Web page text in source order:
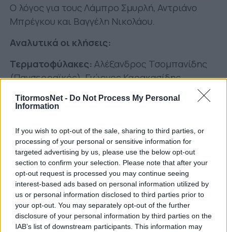
TitormosNet - Do Not Process My Personal
Information
If you wish to opt-out of the sale, sharing to third parties, or
processing of your personal or sensitive information for
targeted advertising by us, please use the below opt-out
section to confirm your selection. Please note that after your
opt-out request is processed you may continue seeing
interest-based ads based on personal information utilized by
us or personal information disclosed to third parties prior to
your opt-out. You may separately opt-out of the further
disclosure of your personal information by third parties on the
IAB’s list of downstream participants. This information may
Ο λόγος για τους Λάμπρο Σμυρλή, Αντριάνο
Μπρέγκου και Βαγγέλη Νικολάου.
Αναλυτικά οι κλήσεις:
Τερματοφύλακες: Αλέξανδρος Τσομπανίδης
(Πανσερραϊκός), Γιώργος Καρακασίδης
(Ηρακλής), Θεόφιλος Κακαδιάρης (Αστέρας
Τρίπολης).
Αμυντικοί:
Αλέξιος Καλογερόπουλος
(Ολυμπιακός), Δημήτρης Κεραμίτσης (Pogon
Szczecin), Χρήστος Αλεξίου (Inter U23),
Νικόλαος Βακουφτσής (Schweinfurt 05),
Κωνσταντίνος Κωστούλας (ΟΦΗ), Ταξιάρχης
Φίλων (Λεβαδειακός), Αθανάσιος Κουτσογούλας
(Ολυμπιακός Β), Κωνσταντίνος Πολυκράτης
(ΠΑΟΚ Β).